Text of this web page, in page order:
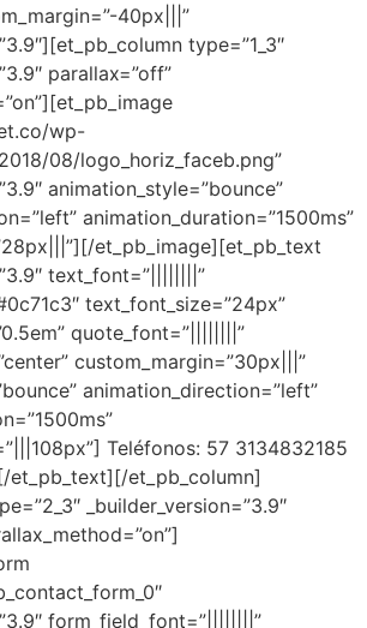
40px|||”
type=”1_3″
parallax=”off”
wp-
08/logo_horiz_faceb.png”
animation_style=”bounce”
animation_duration=”1500ms”
et_pb_image][et_pb_text
text_font=”||||||||”
text_font_size=”24px”
quote_font=”||||||||”
custom_margin=”30px|||”
animation_direction=”left”
Teléfonos: 57 3134832185
et_pb_column]
_builder_version=”3.9″
form_field_font=”||||||||”